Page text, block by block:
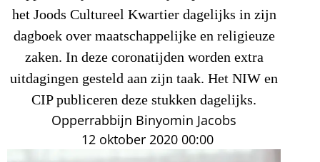
het Joods Cultureel Kwartier dagelijks in zijn
dagboek over maatschappelijke en religieuze
zaken. In deze coronatijden worden extra
uitdagingen gesteld aan zijn taak. Het NIW en
CIP publiceren deze stukken dagelijks.
Opperrabbijn Binyomin Jacobs
12 oktober 2020 00:00